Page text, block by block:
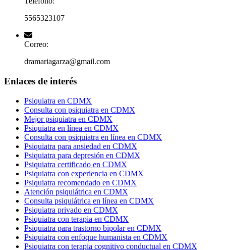
5565323107
Correo:
dramariagarza@gmail.com
Enlaces de interés
Psiquiatra en CDMX
Consulta con psiquiatra en CDMX
Mejor psiquiatra en CDMX
Psiquiatra en línea en CDMX
Consulta con psiquiatra en línea en CDMX
Psiquiatra para ansiedad en CDMX
Psiquiatra para depresión en CDMX
Psiquiatra certificado en CDMX
Psiquiatra con experiencia en CDMX
Psiquiatra recomendado en CDMX
Atención psiquiátrica en CDMX
Consulta psiquiátrica en línea en CDMX
Psiquiatra privado en CDMX
Psiquiatra con terapia en CDMX
Psiquiatra para trastorno bipolar en CDMX
Psiquiatra con enfoque humanista en CDMX
Psiquiatra con terapia cognitivo conductual en CDMX